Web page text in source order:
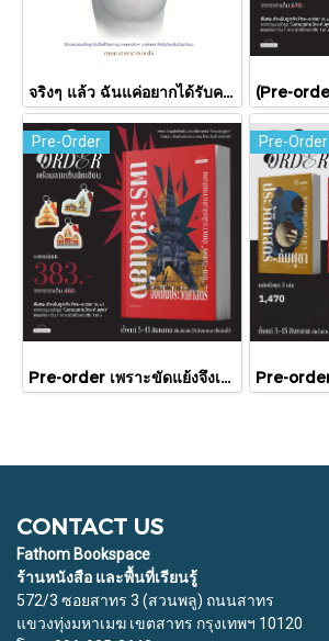
จริงๆ แล้ว ฉันแค่อยากได้รับความรัก / พัคแจยอน / นันท์นิชา / Babymonster
Pre-Order
Pre-order เพราะขัดแย้งจึงเป็นประวัติศาสตร์ "ไทย-กัมพูชา" กับความสัมพันธ์หวานปนขม / มติชน
Pre-Order
CONTACT US
Fathom Bookspace
ร้านหนังสือ และพื้นที่เรียนรู้
572/3 ซอยสาทร 3 (สวนพลู) ถนนสาทร
แขวงทุ่งมหาเมฆ เขตสาทร กรุงเทพฯ 10120